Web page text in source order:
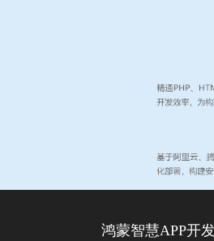
鸿蒙智慧APP开